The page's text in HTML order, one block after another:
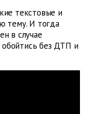
текстовые и
тему. И тогда
в случае
обойтись без ДТП и